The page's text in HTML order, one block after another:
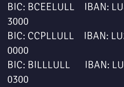
BIC: BCEELULL IBAN:
3000
BIC: CCPLLULL IBAN:
0000
BIC: BILLLULL IBAN:
0300